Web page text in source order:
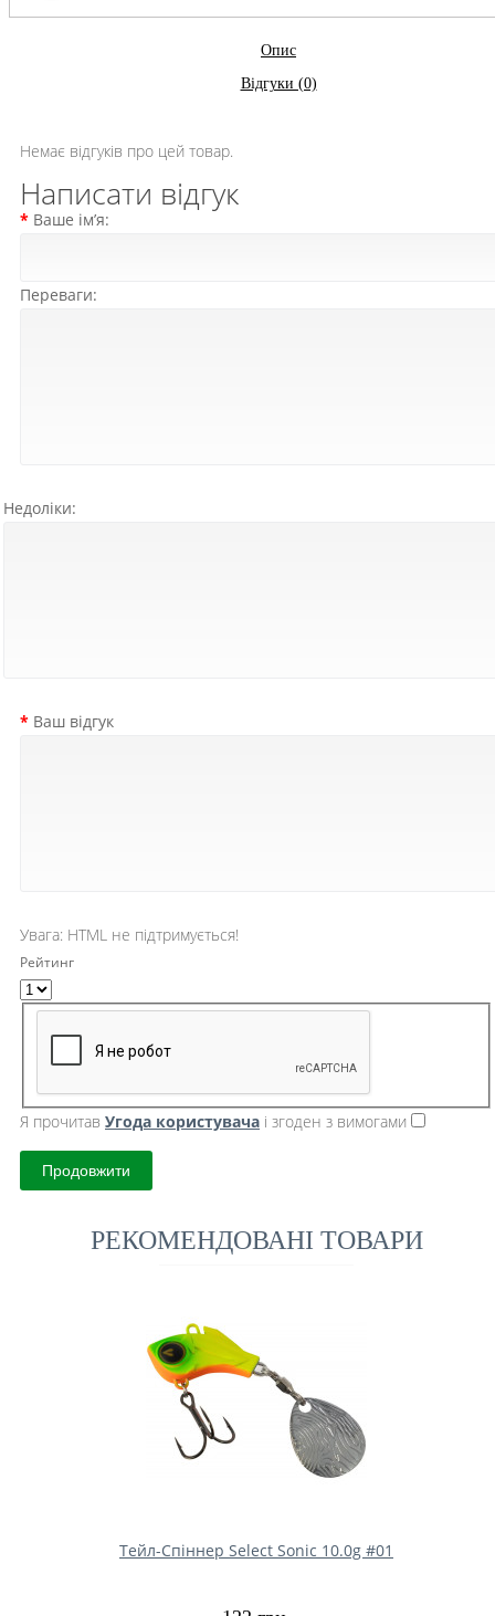
Опис
Відгуки (0)
Немає відгуків про цей товар.
Написати відгук
Ваше ім’я:
Переваги:
Недоліки:
Ваш відгук
Увага: HTML не підтримується!
Рейтинг
Я прочитав Угода користувача і згоден з вимогами
Продовжити
РЕКОМЕНДОВАНІ ТОВАРИ
Тейл-Спіннер Select Sonic 10.0g #01